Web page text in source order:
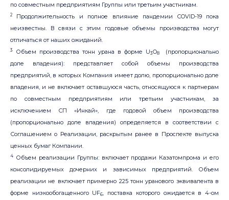
по совместным предприятиям Группы или третьим участникам.
2
Продолжительность и полное влияние пандемии COVID-19 пока
неизвестны. В связи с этим годовые объемы производства могут
отличаться от наших ожиданий.
3 Объем производства тонн урана в форме U3O8
(пропорционально
доле владения): представляет собой объемы производства
предприятий, в которых Компания имеет долю, пропорционально доле
владения, и не включает оставшуюся часть, относящуюся к партнерам
по совместным предприятиям или третьим участникам, за
исключением СП «Инкай», где годовой объем производства
(пропорционально доле владения) определяется в соответствии с
Соглашением о Реализации, раскрытым ранее в Проспекте выпуска
ценных бумаг Компании.
4 Объем реализации Группы: включает продажи Казатомпрома и его
консолидируемых дочерних и зависимых предприятий. Объем
реализации не включает примерно 225 тонн уранового эквивалента в
форме низкообогащенного UF6
, поставка которого ожидается в 4-ом